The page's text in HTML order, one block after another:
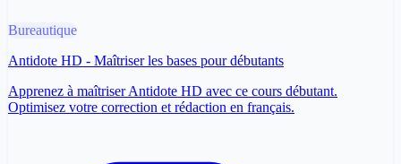
Bureautique
Antidote HD - Maîtriser les bases pour débutants
Apprenez à maîtriser Antidote HD avec ce cours débutant.
Optimisez votre correction et rédaction en français.